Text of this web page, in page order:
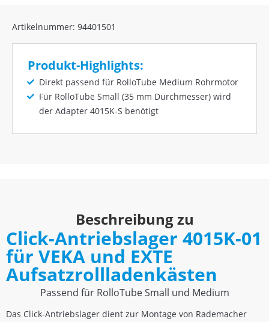
Artikelnummer: 94401501
Produkt-Highlights:
Direkt passend für RolloTube Medium Rohrmotor
Für RolloTube Small (35 mm Durchmesser) wird
der Adapter 4015K-S benötigt
Beschreibung zu
Click-Antriebslager 4015K-01
für VEKA und EXTE
Aufsatzrollladenkästen
Passend für RolloTube Small und Medium
Das Click-Antriebslager dient zur Montage von Rademacher